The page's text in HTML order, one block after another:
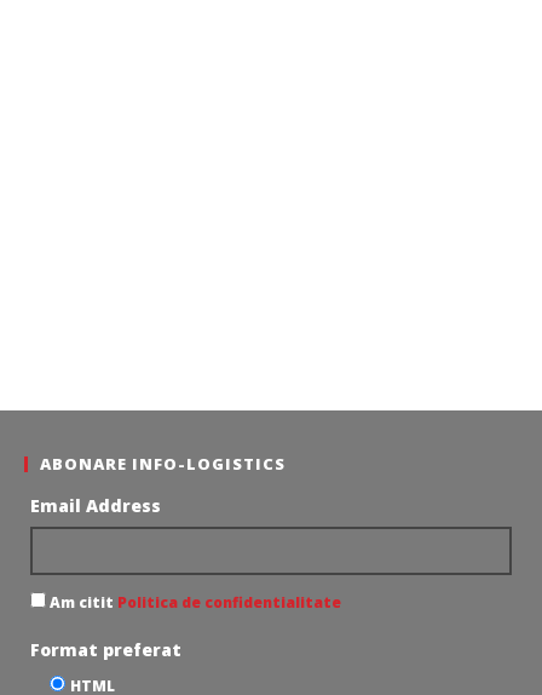
ABONARE INFO-LOGISTICS
Email Address
Am citit Politica de confidentialitate
Format preferat
HTML